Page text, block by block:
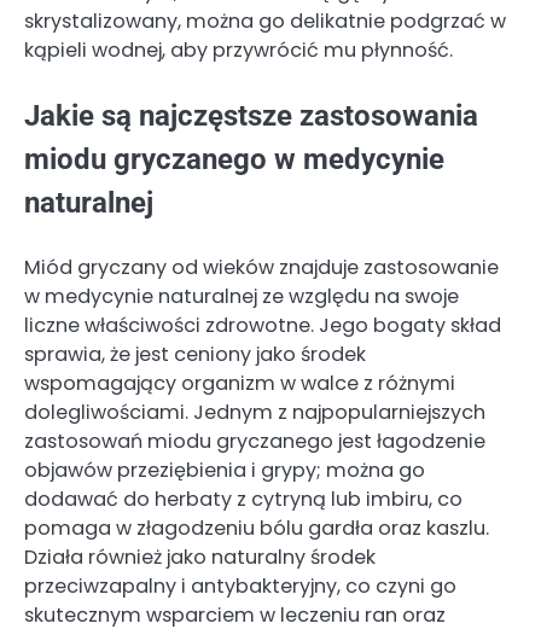
skrystalizowany, można go delikatnie podgrzać w
kąpieli wodnej, aby przywrócić mu płynność.
Jakie są najczęstsze zastosowania
miodu gryczanego w medycynie
naturalnej
Miód gryczany od wieków znajduje zastosowanie
w medycynie naturalnej ze względu na swoje
liczne właściwości zdrowotne. Jego bogaty skład
sprawia, że jest ceniony jako środek
wspomagający organizm w walce z różnymi
dolegliwościami. Jednym z najpopularniejszych
zastosowań miodu gryczanego jest łagodzenie
objawów przeziębienia i grypy; można go
dodawać do herbaty z cytryną lub imbiru, co
pomaga w złagodzeniu bólu gardła oraz kaszlu.
Działa również jako naturalny środek
przeciwzapalny i antybakteryjny, co czyni go
skutecznym wsparciem w leczeniu ran oraz